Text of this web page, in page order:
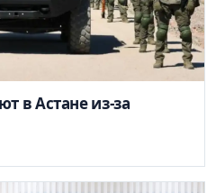
в Астане из-за